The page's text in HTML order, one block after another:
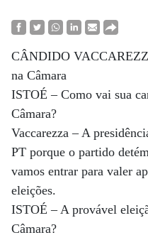
CÂNDIDO
na Câmara
ISTOÉ – Como vai sua
Câmara?
Vaccarezza – A
PT porque o partido
vamos entrar para valer
eleições.
ISTOÉ – A provável
Câmara?